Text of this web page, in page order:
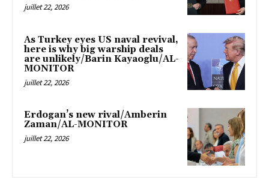
juillet 22, 2026
As Turkey eyes US naval revival,
here is why big warship deals
are unlikely/Barin Kayaoglu/AL-
MONITOR
juillet 22, 2026
Erdogan’s new rival/Amberin
Zaman/AL-MONITOR
juillet 22, 2026